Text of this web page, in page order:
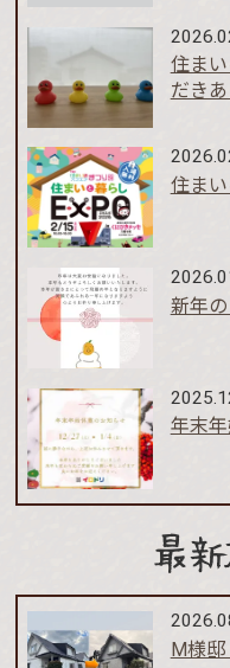
住ま
だき
住ま
新年
年末
最
M様